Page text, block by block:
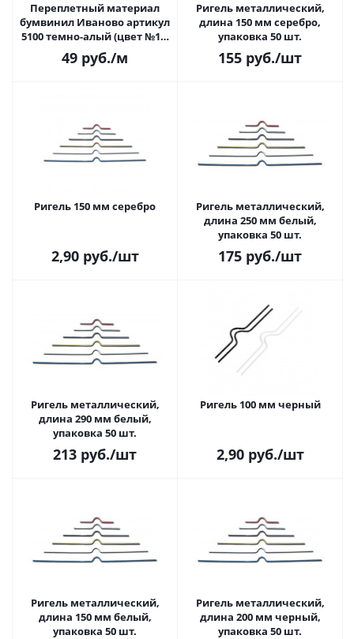
Переплетный материал
бумвинил Иваново артикул
5100 темно-алый (цвет №11,
1 п.м., шир. 0,83 м)
49 руб./м
Ригель металлический,
длина 150 мм серебро,
упаковка 50 шт.
155 руб./шт
Ригель 150 мм серебро
2,90руб./шт
Ригель металлический,
длина 250 мм белый,
упаковка 50 шт.
175 руб./шт
Ригель металлический,
длина 290 мм белый,
упаковка 50 шт.
213 руб./шт
Ригель 100 мм черный
2,90руб./шт
Ригель металлический,
длина 150 мм белый,
упаковка 50 шт.
Ригель металлический,
длина 200 мм черный,
упаковка 50 шт.